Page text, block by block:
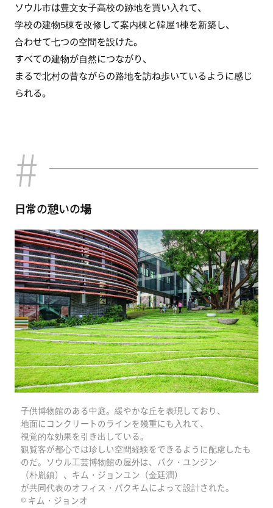
ソウル市は豊文女子高校の跡地を買い入れて、
学校の建物5棟を改修して案内棟と韓屋1棟を新築し、
合わせて七つの空間を設けた。
すべての建物が自然につながり、
まるで北村の昔ながらの路地を訪ね歩いているように感じ
られる。
日常の憩いの場
子供博物館のある中庭。緩やかな丘を表現しており、
地面にコンクリートのラインを幾重にも入れて、
視覚的な効果を引き出している。
観覧客が都心では珍しい空間経験をできるように配慮したも
のだ。ソウル工芸博物館の屋外は、パク・ユンジン
（朴胤鎮）、キム・ジョンユン（金廷潤）
が共同代表のオフィス・パクキムによって設計された。
© キム・ジョンオ